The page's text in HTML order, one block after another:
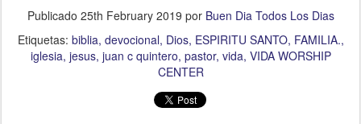
Publicado 25th February 2019 por Buen Dia Todos Los Dias
Etiquetas: biblia devocional Dios ESPIRITU SANTO FAMILIA.
iglesia jesus juan c quintero pastor vida VIDA WORSHIP
CENTER